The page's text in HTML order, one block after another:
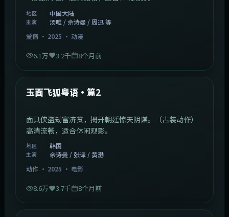
地区 中国大陆
主演
汤唯 / 佘诗曼 / 周迅 等
爱情· 2025 · 动漫
6.1万 3.2千 8个月前
最新
玉面飞狐粤语·篇2
面具侠盗劫富济贫，揭开朝廷惊天阴谋。（古装动作）
高清流畅，适合休闲观影。
地区 韩国
主演
佘诗曼 / 张译 / 黄渤
动作· 2025 · 电影
8.6万 3.7千 8个月前